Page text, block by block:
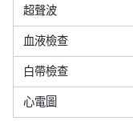
超聲波
血液檢查
白帶檢查
心電圖